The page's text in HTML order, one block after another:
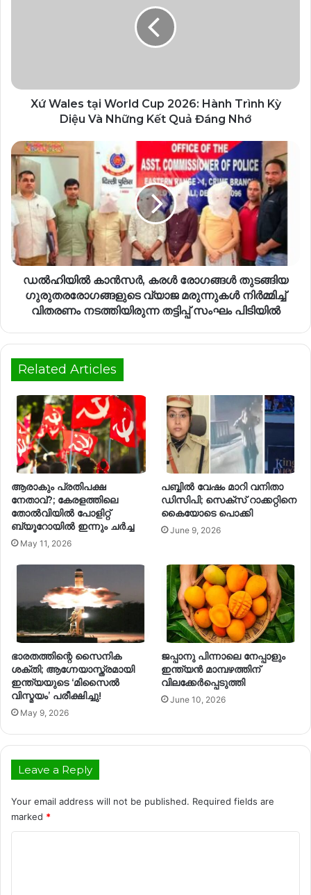
Xứ Wales tại World Cup 2026: Hành Trình Kỳ
Diệu Và Những Kết Quả Đáng Nhớ
ഡൽഹിയിൽ കാന്‍സർ, കരൾ രോഗങ്ങൾ തുടങ്ങിയ
ഗുരുതരരോഗങ്ങളുടെ വ്യാജ മരുന്നുകൾ നിർമ്മിച്ച്
വിതരണം നടത്തിയിരുന്ന തട്ടിപ്പ് സംഘം പിടിയിൽ
Related Articles
ആരാകും പ്രതിപക്ഷ
നേതാവ്?; കേരളത്തിലെ
തോൽവിയിൽ പോളിറ്റ്
ബ്യൂറോയിൽ ഇന്നും ചർച്ച
May 11, 2026
പബ്ബില്‍ വേഷം മാറി വനിതാ
ഡിസിപി; സെക്‌സ് റാക്കറ്റിനെ
കൈയോടെ പൊക്കി
June 9, 2026
ഭാരതത്തിന്റെ സൈനിക
ശക്തി; ആഗ്നേയാസ്ത്രമായി
ഇന്ത്യയുടെ ‘മിസൈൽ
വിസ്മയം’ പരീക്ഷിച്ചു!
May 9, 2026
ജപ്പാനു പിന്നാലെ നേപ്പാളും
ഇന്ത്യൻ മാമ്പഴത്തിന്
വിലക്കേർപ്പെടുത്തി
June 10, 2026
Leave a Reply
Your email address will not be published. Required fields are
marked *